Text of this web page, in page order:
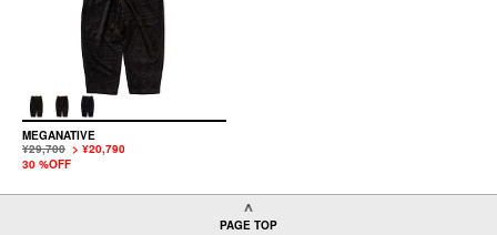
MEGANATIVE
¥29,700 > ¥20,790
30 %OFF
PAGE TOP